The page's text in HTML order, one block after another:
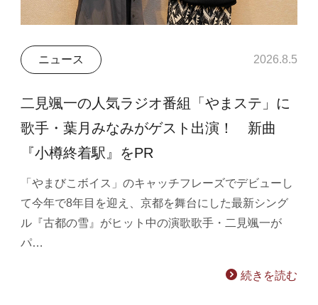
ニュース 2026.8.5
二見颯一の人気ラジオ番組「やまステ」に
歌手・葉月みなみがゲスト出演！ 新曲
『小樽終着駅』をPR
「やまびこボイス」のキャッチフレーズでデビューし
て今年で8年目を迎え、京都を舞台にした最新シング
ル『古都の雪』がヒット中の演歌歌手・二見颯一が
パ…
続きを読む